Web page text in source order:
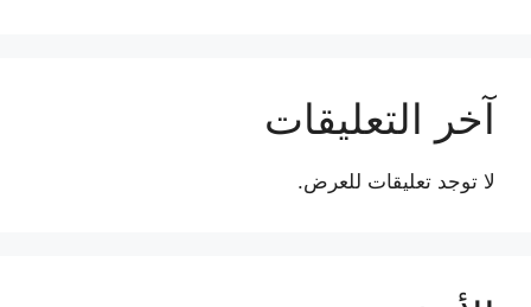
آخر التعليقات
لا توجد تعليقات للعرض.